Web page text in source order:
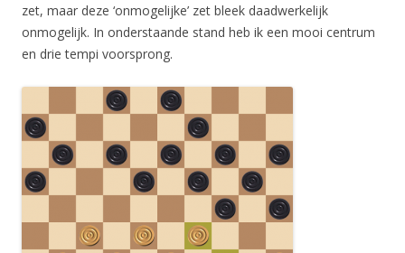
zet, maar deze ‘onmogelijke’ zet bleek daadwerkelijk
onmogelijk. In onderstaande stand heb ik een mooi centrum
en drie tempi voorsprong.